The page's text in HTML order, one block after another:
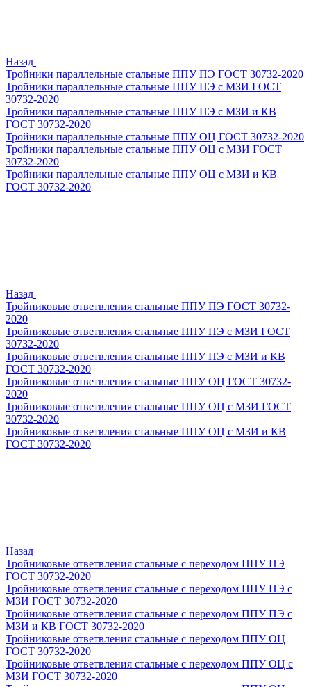
Назад
Тройники параллельные стальные ППУ ПЭ ГОСТ 30732-2020
Тройники параллельные стальные ППУ ПЭ с МЗИ ГОСТ
30732-2020
Тройники параллельные стальные ППУ ПЭ с МЗИ и КВ
ГОСТ 30732-2020
Тройники параллельные стальные ППУ ОЦ ГОСТ 30732-2020
Тройники параллельные стальные ППУ ОЦ с МЗИ ГОСТ
30732-2020
Тройники параллельные стальные ППУ ОЦ с МЗИ и КВ
ГОСТ 30732-2020
Назад
Тройниковые ответвления стальные ППУ ПЭ ГОСТ 30732-
2020
Тройниковые ответвления стальные ППУ ПЭ с МЗИ ГОСТ
30732-2020
Тройниковые ответвления стальные ППУ ПЭ с МЗИ и КВ
ГОСТ 30732-2020
Тройниковые ответвления стальные ППУ ОЦ ГОСТ 30732-
2020
Тройниковые ответвления стальные ППУ ОЦ с МЗИ ГОСТ
30732-2020
Тройниковые ответвления стальные ППУ ОЦ с МЗИ и КВ
ГОСТ 30732-2020
Назад
Тройниковые ответвления стальные с переходом ППУ ПЭ
ГОСТ 30732-2020
Тройниковые ответвления стальные с переходом ППУ ПЭ с
МЗИ ГОСТ 30732-2020
Тройниковые ответвления стальные с переходом ППУ ПЭ с
МЗИ и КВ ГОСТ 30732-2020
Тройниковые ответвления стальные с переходом ППУ ОЦ
ГОСТ 30732-2020
Тройниковые ответвления стальные с переходом ППУ ОЦ с
МЗИ ГОСТ 30732-2020